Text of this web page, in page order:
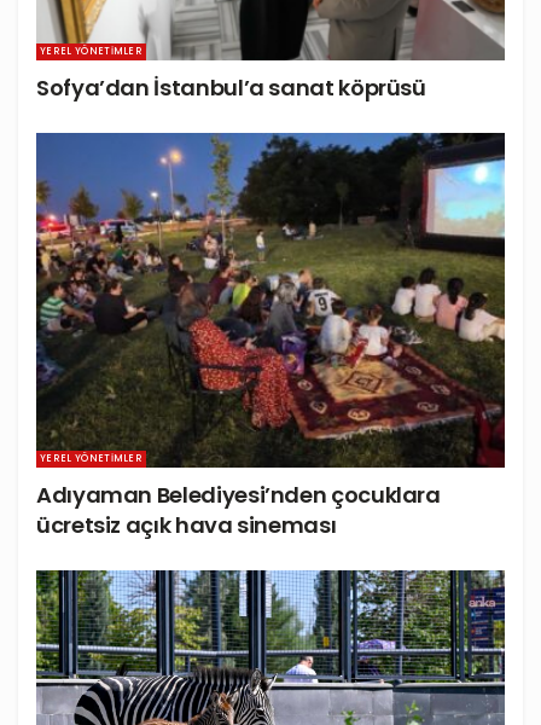
YEREL YÖNETIMLER
Sofya’dan İstanbul’a sanat köprüsü
YEREL YÖNETIMLER
Adıyaman Belediyesi’nden çocuklara
ücretsiz açık hava sineması